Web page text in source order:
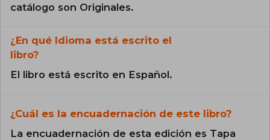
catálogo son Originales.
¿En qué Idioma está escrito el
libro?
El libro está escrito en Español.
¿Cuál es la encuadernación de este libro?
La encuadernación de esta edición es Tapa